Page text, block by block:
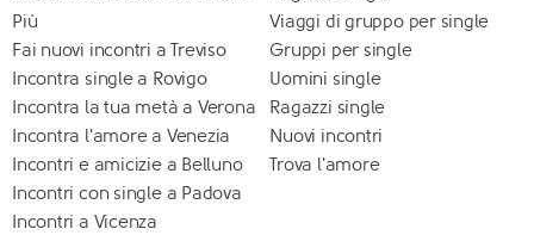
Più
Fai nuovi incontri a Treviso
Incontra single a Rovigo
Incontra la tua metà a Verona
Incontra l'amore a Venezia
Incontri e amicizie a Belluno
Incontri con single a Padova
Incontri a Vicenza
Viaggi di gruppo per single
Gruppi per single
Uomini single
Ragazzi single
Nuovi incontri
Trova l'amore